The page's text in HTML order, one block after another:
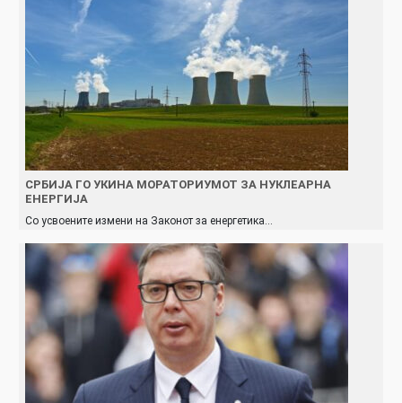
СРБИЈА ГО УКИНА МОРАТОРИУМОТ ЗА НУКЛЕАРНА
ЕНЕРГИЈА
Со усвоените измени на Законот за енергетика…